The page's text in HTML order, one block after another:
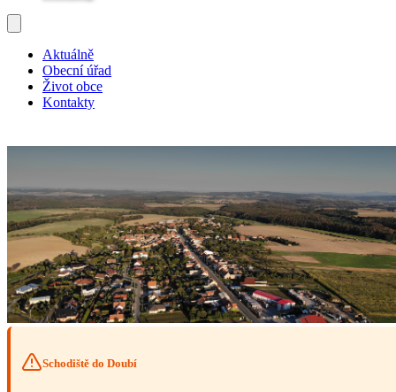
Aktuálně
Obecní úřad
Život obce
Kontakty
Schodiště do Doubí